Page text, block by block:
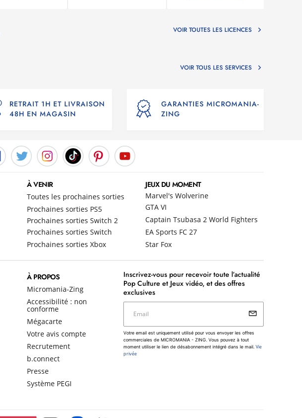
VOIR TOUTES LES LICENCES
VOIR TOUS LES SERVICES
RETRAIT 1H ET LIVRAISON
48H EN MAGASIN
GARANTIES MICROMANIA-
ZING
À VENIR
Toutes les prochaines sorties
Prochaines sorties PS5
Prochaines sorties Switch 2
Prochaines sorties Switch
Prochaines sorties Xbox
JEUX DU MOMENT
Marvel's Wolverine
GTA VI
Captain Tsubasa 2 World Fighters
EA Sports FC 27
Star Fox
À PROPOS
Micromania-Zing
Accessibilité : non
conforme
Mégacarte
Votre avis compte
Recrutement
b.connect
Presse
Système PEGI
Inscrivez-vous pour recevoir toute l’actualité
Pop Culture et Jeux vidéo, et des offres
exclusives
Votre email est uniquement utilisé pour vous envoyer les
offres commerciales de MICROMANIA - ZING. Vous pouvez
à tout moment utiliser le lien de désabonnement intégré dans
le mail.Vie privée
Email
Votre email est uniquement utilisé pour vous envoyer les offres
commerciales de MICROMANIA - ZING. Vous pouvez à tout
moment utiliser le lien de désabonnement intégré dans le mail. Vie
privée